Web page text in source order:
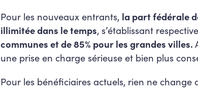
Pour les nouveaux entrants, la part fédérale
illimitée dans le temps, s’établissant
communes et de 85% pour les grandes villes.
une prise en charge sérieuse et bien plus
Pour les bénéficiaires actuels, rien ne change